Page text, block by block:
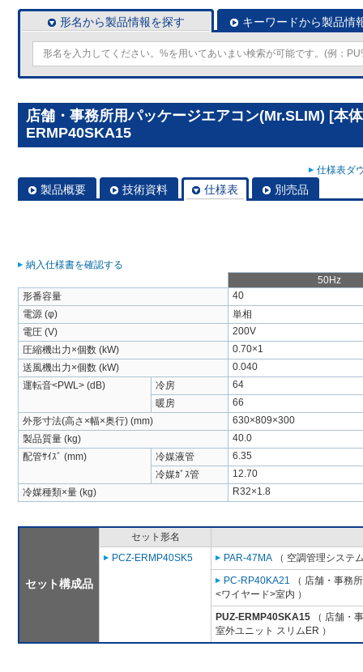
形名から製品情報を探す キーワードから製品情
店舗・事務所用パッケージエアコン(Mr.SLIM) [本
ERMP40SKA15
仕様表ダ
製品概要 技術資料 仕様表 別売品
納入仕様書を確認する
50Hz
形番容量
40
電源 (φ)
単相
電圧 (V)
200V
圧縮機出力×個数 (kW)
0.70×1
送風機出力×個数 (kW)
0.040
運転音<PWL> (dB)
冷房
64
暖房
66
外形寸法(高さ×幅×奥行) (mm)
630×809×300
製品質量 (kg)
40.0
配管ｻｲｽﾞ (mm)
冷媒液管
6.35
冷媒ｶﾞｽ管
12.70
冷媒種類×量 (kg)
R32×1.8
セット構成品
セット形名
PCZ-ERMP40SK5
PAR-47MA （ 空調管理システ
PC-RP40KA21 （ 店舗・事務
<ワイヤード>室内 ）
PUZ-ERMP40SKA15 （ 店舗・
室外ユニット スリムER ）